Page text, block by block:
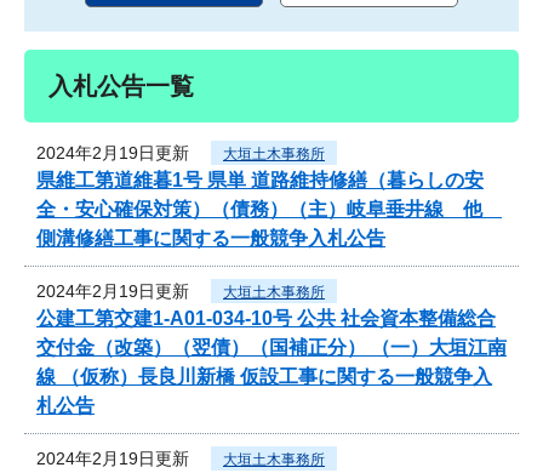
入札公告一覧
2024年2月19日更新 大垣土木事務所
県維工第道維暮1号 県単 道路維持修繕（暮らしの安
全・安心確保対策）（債務）（主）岐阜垂井線 他
側溝修繕工事に関する一般競争入札公告
2024年2月19日更新 大垣土木事務所
公建工第交建1-A01-034-10号 公共 社会資本整備総合
交付金（改築）（翌債）（国補正分） （一）大垣江南
線 （仮称）長良川新橋 仮設工事に関する一般競争入
札公告
2024年2月19日更新 大垣土木事務所